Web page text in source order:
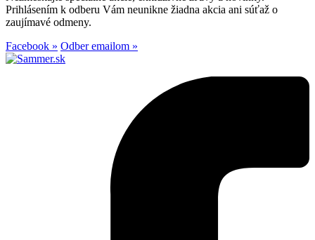
Prihlásením k odberu Vám neunikne žiadna akcia ani súťaž o
zaujímavé odmeny.
Facebook » Odber emailom »